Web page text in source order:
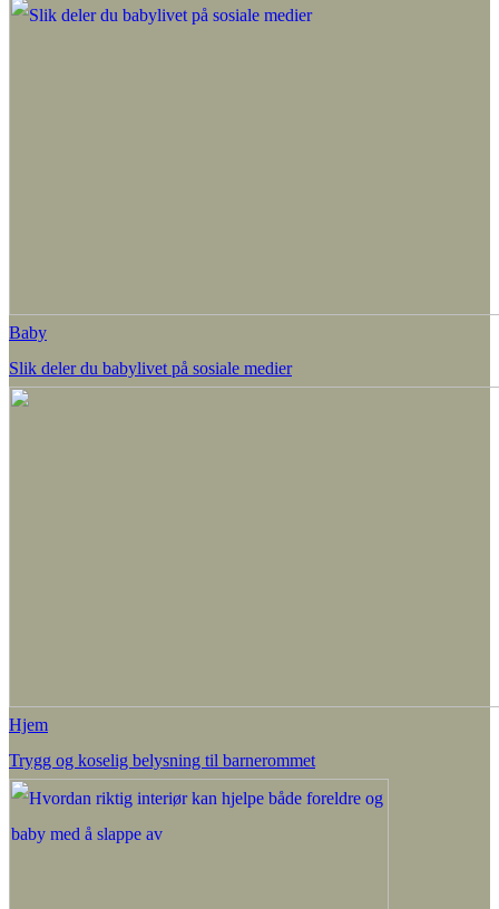
Baby
Slik deler du babylivet på sosiale medier
Hjem
Trygg og koselig belysning til barnerommet